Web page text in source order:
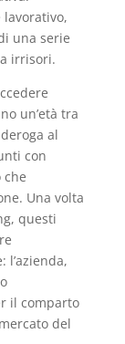
lavorativo,
una serie
irrisori.
un’età tra
al
con
Una volta
questi
l’azienda,
il comparto
del